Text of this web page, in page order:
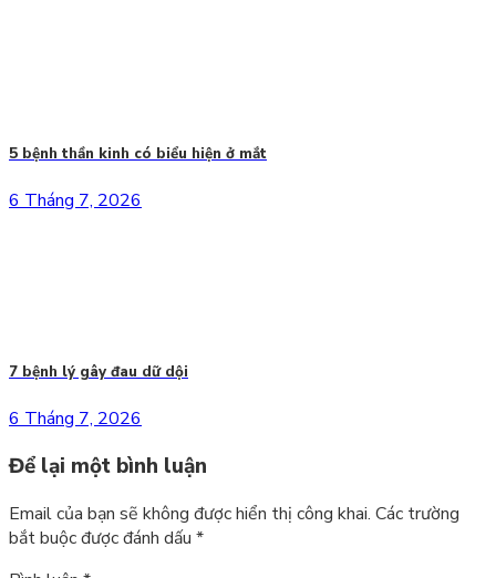
5 bệnh thần kinh có biểu hiện ở mắt
6 Tháng 7, 2026
7 bệnh lý gây đau dữ dội
6 Tháng 7, 2026
Để lại một bình luận
Email của bạn sẽ không được hiển thị công khai. Các trường
bắt buộc được đánh dấu *